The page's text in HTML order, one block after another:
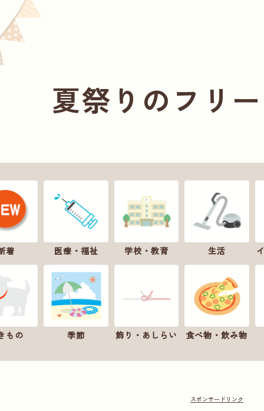
夏祭りのフリ
着 医療・福祉 学校・教育 生活
もの 季節 飾り・あしらい 食べ物・飲み物